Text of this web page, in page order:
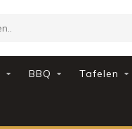
BBQ Tafelen